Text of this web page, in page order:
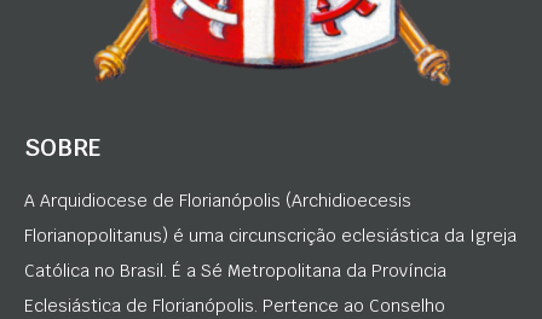
SOBRE
A Arquidiocese de Florianópolis (Archidioecesis
Florianopolitanus) é uma circunscrição eclesiástica da Igreja
Católica no Brasil. É a Sé Metropolitana da Província
Eclesiástica de Florianópolis. Pertence ao Conselho